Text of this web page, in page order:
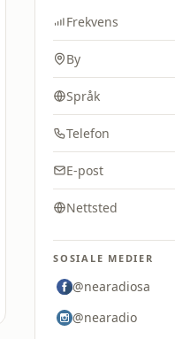
Frekvens
By
Språk
Telefon
E-post
Nettsted
SOSIALE MEDIER
@nearadiosa
@nearadio